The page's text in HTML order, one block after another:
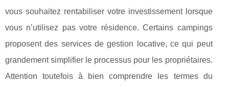
vous souhaitez rentabiliser votre investissement lorsque
vous n’utilisez pas votre résidence. Certains campings
proposent des services de gestion locative, ce qui peut
grandement simplifier le processus pour les propriétaires.
Attention toutefois à bien comprendre les termes du